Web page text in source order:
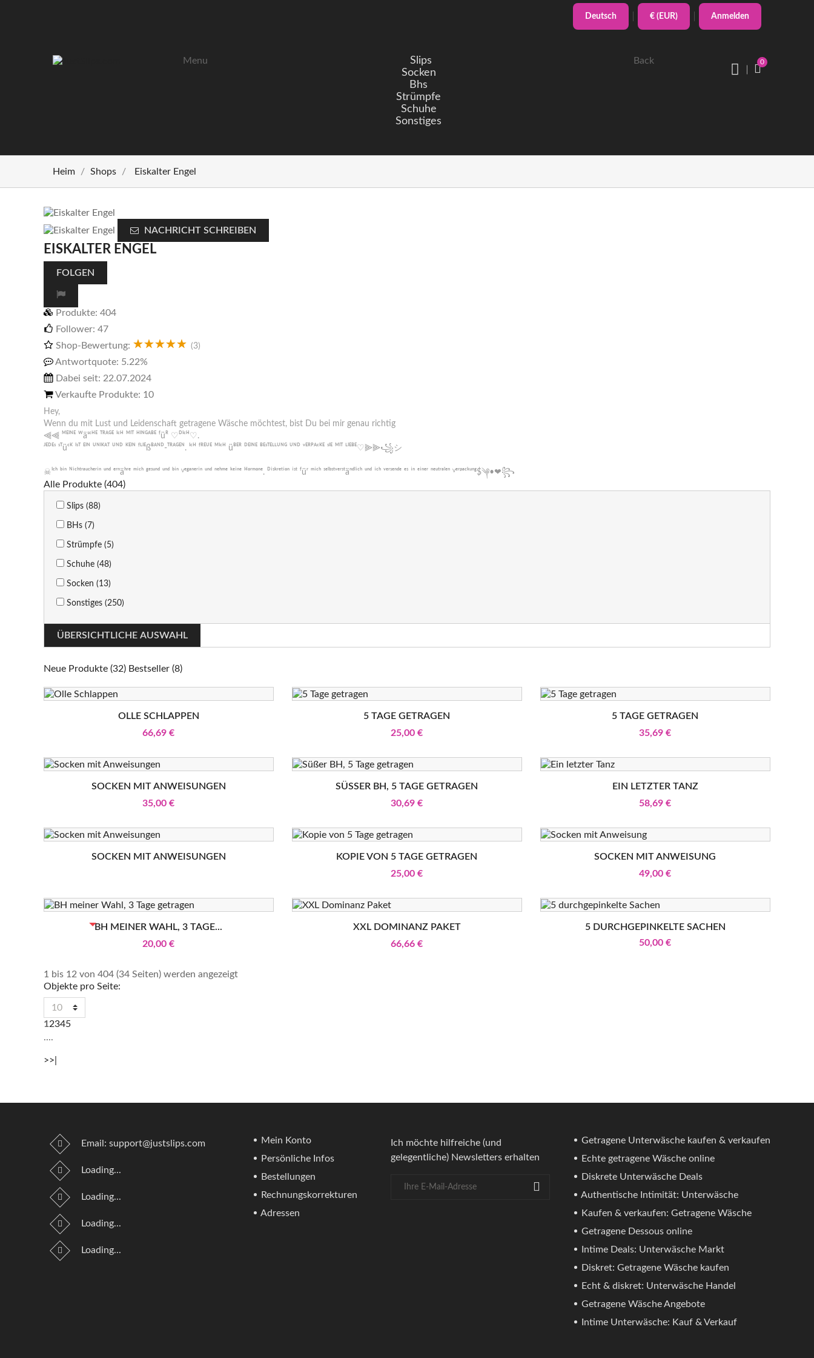
Deutsch € (EUR) Anmelden
0
Menu Back
Slips
Socken
Bhs
Strümpfe
Schuhe
Sonstiges
Heim Shops Eiskalter Engel
NACHRICHT SCHREIBEN
EISKALTER ENGEL
FOLGEN
Produkte: 404
Follower: 47
Shop-Bewertung:
(3)
Antwortquote: 5.22%
Dabei seit: 22.07.2024
Verkaufte Produkte: 10
Hey,
Wenn du mit Lust und Leidenschaft getragene Wäsche möchtest, bist Du bei mir genau richtig
⫷⫷ ᴹᴱᴵᴺᴱ ᵂäˢᶜᴴᴱ ᵀᴿᴬᴳᴱ ᴵᶜᴴ ᴹᴵᵀ ᴴᴵᴺᴳᴬᴮᴱ ᶠüᴿ ♡ᴰᴵᶜᴴ♡.
ᴶᴱᴰᴱˢ ˢᵀüᶜᴷ ᴵˢᵀ ᴱᴵᴺ ᵁᴺᴵᴷᴬᵀ ᵁᴺᴰ ᴷᴱᴵᴺ ᶠᴸᴵᴱßᴮᴬᴺᴰ-ᵀᴿᴬᴳᴱᴺ. ᴵᶜᴴ ᶠᴿᴱᵁᴱ ᴹᴵᶜᴴ üᴮᴱᴿ ᴰᴱᴵᴺᴱ ᴮᴱˢᵀᴱᴸᴸᵁᴺᴳ ᵁᴺᴰ ᵛᴱᴿᴾᴬᶜᴷᴱ ˢᴵᴱ ᴹᴵᵀ ᴸᴵᴱᴮᴱ♡⫸⫸꧁シ︎
☠︎︎ᴵᶜʰ ᵇⁱⁿ ᴺⁱᶜʰᵗʳᵃᵘᶜʰᵉʳⁱⁿ ᵘⁿᵈ ᵉʳⁿäʰʳᵉ ᵐⁱᶜʰ ᵍᵉˢᵘⁿᵈ ᵘⁿᵈ ᵇⁱⁿ ⱽᵉᵍᵃⁿᵉʳⁱⁿ ᵘⁿᵈ ⁿᵉʰᵐᵉ ᵏᵉⁱⁿᵉ ᴴᵒʳᵐᵒⁿᵉ. ᴰⁱˢᵏʳᵉᵗⁱᵒⁿ ⁱˢᵗ ᶠüʳ ᵐⁱᶜʰ ˢᵉˡᵇˢᵗᵛᵉʳˢᵗäⁿᵈˡⁱᶜʰ ᵘⁿᵈ ⁱᶜʰ ᵛᵉʳˢᵉⁿᵈᵉ ᵉˢ ⁱⁿ ᵉⁱⁿᵉʳ ⁿᵉᵘᵗʳᵃˡᵉⁿ ⱽᵉʳᵖᵃᶜᵏᵘⁿᵍ$༆•❤꧂
Alle Produkte (404)
Slips (88)
BHs (7)
Strümpfe (5)
Schuhe (48)
Socken (13)
Sonstiges (250)
ÜBERSICHTLICHE AUSWAHL
Neue Produkte (32) Bestseller (8)
OLLE SCHLAPPEN
66,69 €
5 TAGE GETRAGEN
25,00 €
5 TAGE GETRAGEN
35,69 €
SOCKEN MIT ANWEISUNGEN
35,00 €
SÜSSER BH, 5 TAGE GETRAGEN
30,69 €
EIN LETZTER TANZ
58,69 €
SOCKEN MIT ANWEISUNGEN
KOPIE VON 5 TAGE GETRAGEN
25,00 €
SOCKEN MIT ANWEISUNG
49,00 €
BH MEINER WAHL, 3 TAGE...
20,00 €
XXL DOMINANZ PAKET
66,66 €
5 DURCHGEPINKELTE SACHEN
50,00 €
1 bis 12 von 404 (34 Seiten) werden angezeigt
Objekte pro Seite:
12345
....
>>|
Email: support@justslips.com
Loading...
Loading...
Loading...
Loading...
Mein Konto
Persönliche Infos
Bestellungen
Rechnungskorrekturen
Adressen
Ich möchte hilfreiche (und
gelegentliche) Newsletters erhalten
Getragene Unterwäsche kaufen & verkaufen
Echte getragene Wäsche online
Diskrete Unterwäsche Deals
Authentische Intimität: Unterwäsche
Kaufen & verkaufen: Getragene Wäsche
Getragene Dessous online
Intime Deals: Unterwäsche Markt
Diskret: Getragene Wäsche kaufen
Echt & diskret: Unterwäsche Handel
Getragene Wäsche Angebote
Intime Unterwäsche: Kauf & Verkauf